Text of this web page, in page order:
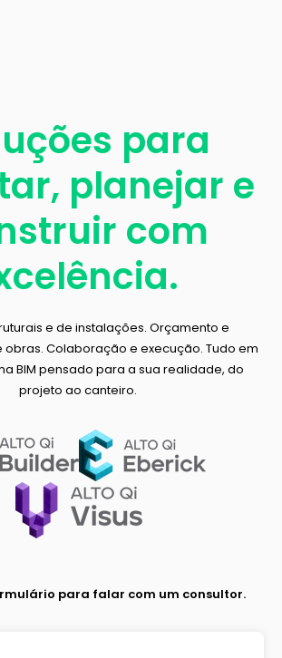
para
planejar e
com
e de instalações. Orçamento e
Colaboração e execução. Tudo em
BIM pensado para a sua realidade, do
projeto ao canteiro.
para falar com um consultor.